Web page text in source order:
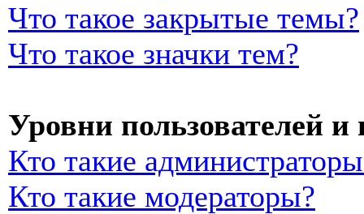
Что такое закрытые темы?
Что такое значки тем?
Уровни пользователей
Кто такие
Кто такие модераторы?